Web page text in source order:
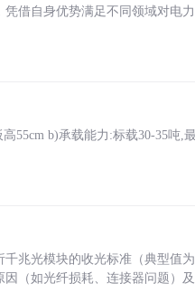
借自身优势满足不同领域对电
55cm b)承载能力:标载30-35吨,
兆光模块的收光标准（典型值
（如光纤损耗、连接器问题）